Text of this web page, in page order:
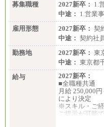
募集職種
2027新卒： 1.
中途： 1.営業
雇用形態
2027新卒： 契
中途： 契約社
勤務地
2027新卒： 東
中途： 東京都
給与
2027新卒：
■全職種共通
月給 250,000
により決定
※スキル・ご
ご提示が可能
※短時間勤務